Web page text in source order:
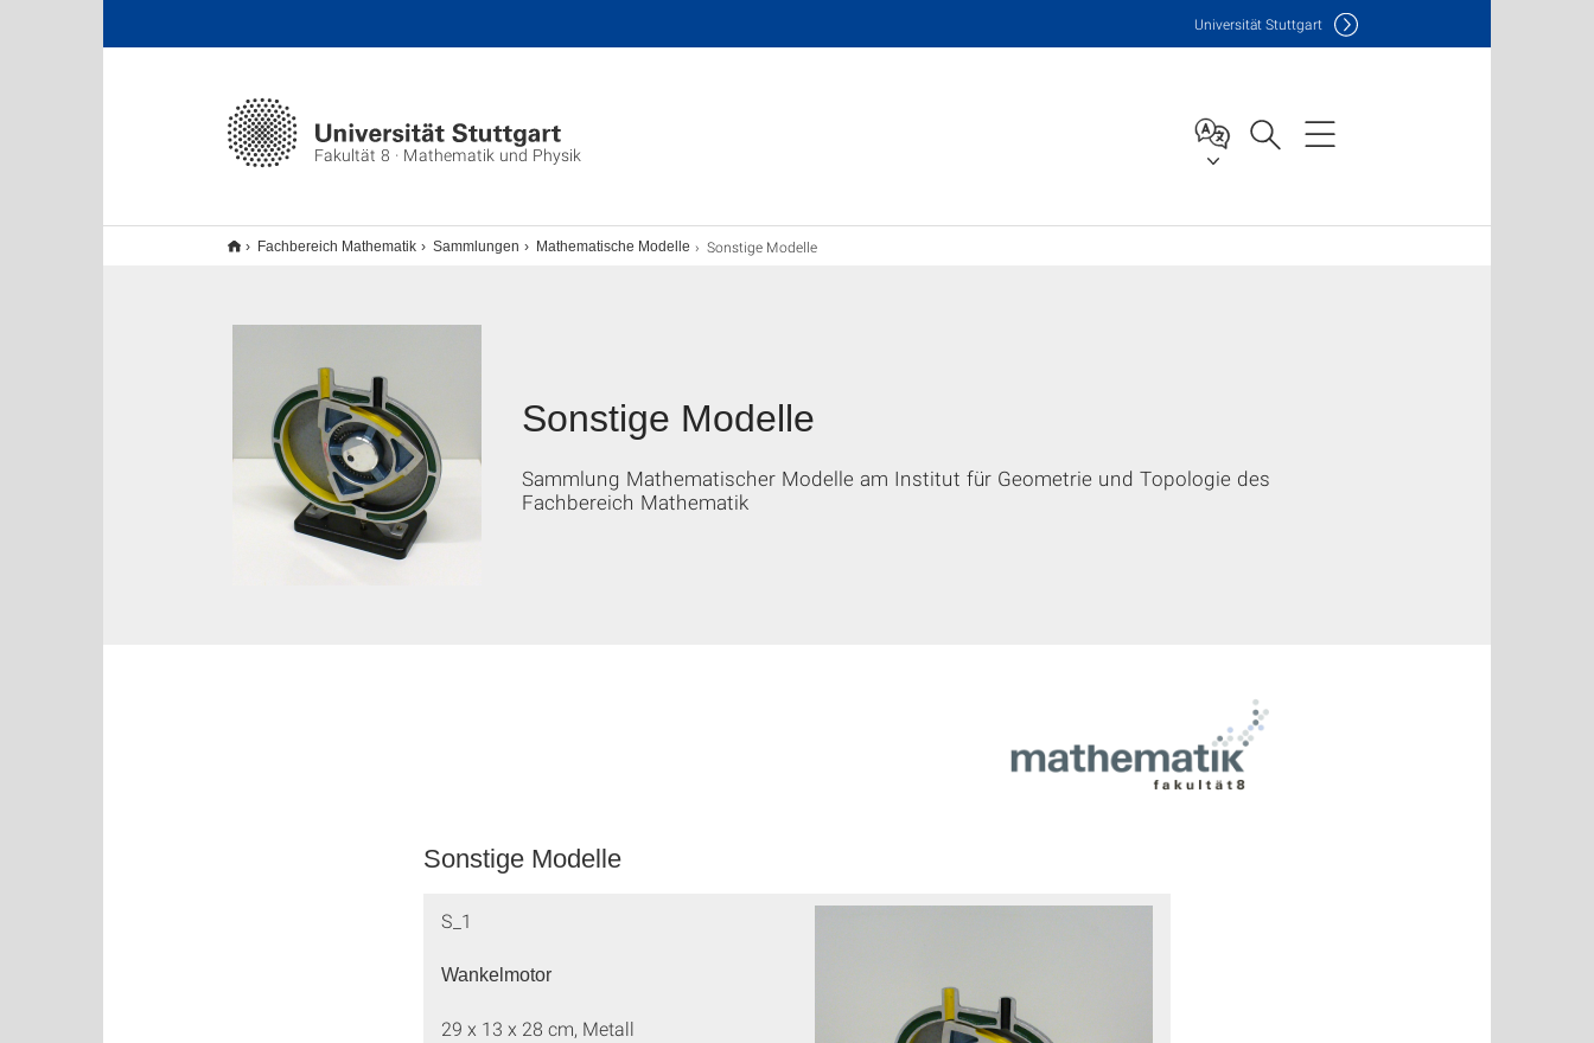
Fakultät 8 · Mathematik und Physik
Universität Stuttgart
Fachbereich Mathematik Sammlungen Mathematische Modelle Sonstige Modelle
Sonstige Modelle
Sammlung Mathematischer Modelle am Institut für Geometrie und Topologie des
Fachbereich Mathematik
Sonstige Modelle
S_1
Wankelmotor
29 x 13 x 28 cm, Metall